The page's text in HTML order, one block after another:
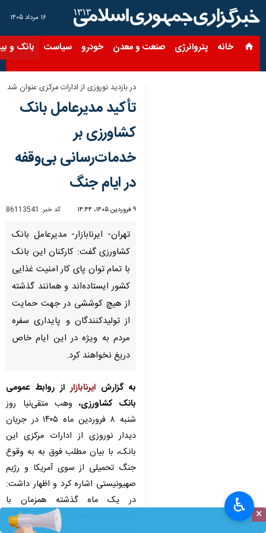
۱۶ مرداد ۱۴۰۵
خانه پتروانرژی صنعت و معدن خودرو سیاست بانک و بیمه
×
در بازدید نوروزی از ادارات مرکزی عنوان شد
تأکید مدیرعامل بانک
کشاورزی بر
خدمات‌رسانی بی‌وقفه
در ایام جنگ
۹ فروردین ۱۴۰۵، ۱۴:۴۴ کد خبر: 86113541
تهران- ایرنابازار- مدیرعامل بانک
کشاورزی گفت: کارکنان این بانک
با تمام توان پای کار امنیت غذایی
کشور ایستاده‌اند و همانند گذشته
از هیچ کوششی در جهت حمایت
از تولیدکنندگان و پایداری سفره
مردم به ویژه در این ایام خاص
دریغ نخواهند کرد.
به گزارش ایرنابازاراز روابط عمومی
بانک کشاورزی، وهب متقی‌نیا روز
شنبه ۸ فروردین ماه ۱۴۰۵ در جریان
دیدار نوروزی از ادارات مرکزی این
بانک، با بیان مطلب فوق به به وقوع
جنگ تحمیلی از سوی آمریکا و رژیم
صهیونیستی اشاره کرد و اظهار داشت:
در یک ماه گذشته همزمان با
جانفشانی نیروهای مسلح برای دفاع
♿︎